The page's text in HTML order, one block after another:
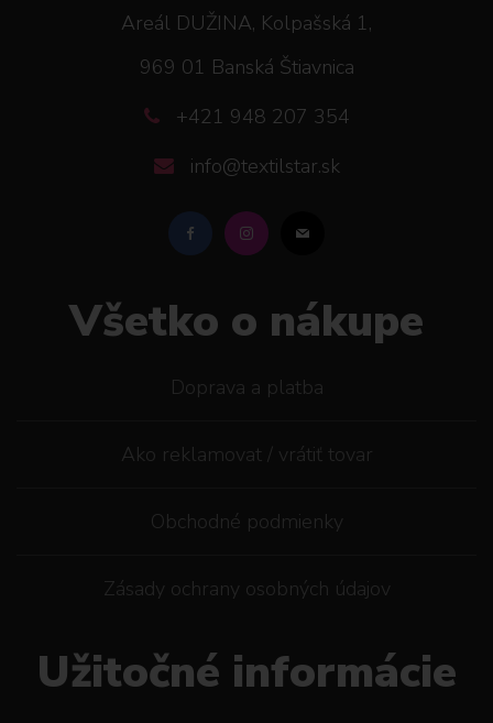
Areál DUŽINA, Kolpašská 1,
969 01 Banská Štiavnica
+421 948 207 354
info@textilstar.sk
Všetko o nákupe
Doprava a platba
Ako reklamovat / vrátiť tovar
Obchodné podmienky
Zásady ochrany osobných údajov
Užitočné informácie